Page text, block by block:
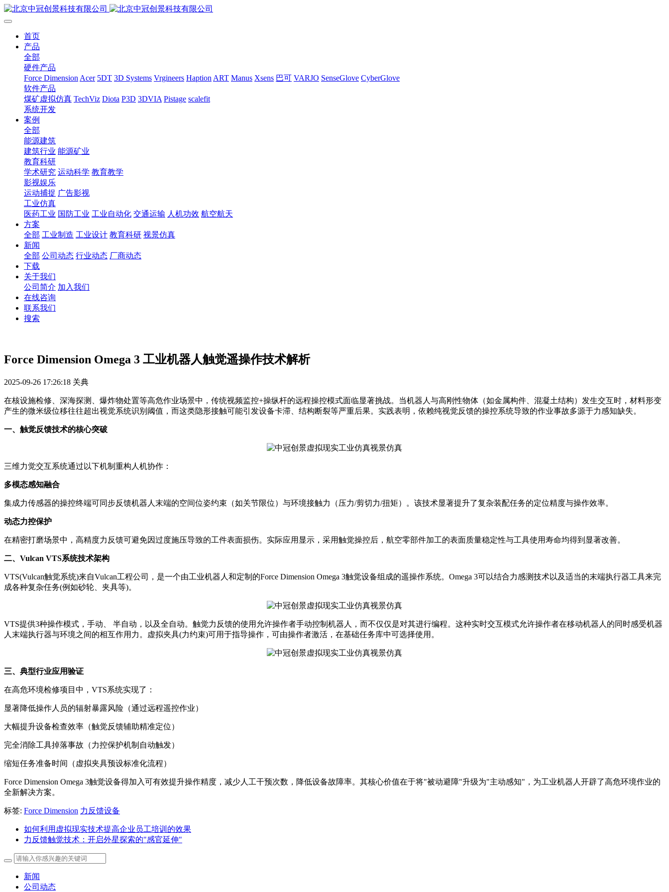
首页
产品
全部
硬件产品
Force Dimension Acer 5DT 3D Systems Vrgineers Haption ART Manus Xsens 巴可 VARJO SenseGlove CyberGlove
软件产品
煤矿虚拟仿真 TechViz Diota P3D 3DVIA Pistage scalefit
系统开发
案例
全部
能源建筑
建筑行业 能源矿业
教育科研
学术研究 运动科学 教育教学
影视娱乐
运动捕捉 广告影视
工业仿真
医药工业 国防工业 工业自动化 交通运输 人机功效 航空航天
方案
全部 工业制造 工业设计 教育科研 视景仿真
新闻
全部 公司动态 行业动态 厂商动态
下载
关于我们
公司简介 加入我们
在线咨询
联系我们
搜索
Force Dimension Omega 3 工业机器人触觉遥操作技术解析
2025-09-26 17:26:18 关典
在核设施检修、深海探测、爆炸物处置等高危作业场景中，传统视频监控+操纵杆的远程操控模式面临显著挑战。当机器人与高刚性物体（如金属构件、混凝土结构）发生交互时，材料形变
产生的微米级位移往往超出视觉系统识别阈值，而这类隐形接触可能引发设备卡滞、结构断裂等严重后果。实践表明，依赖纯视觉反馈的操控系统导致的作业事故多源于力感知缺失。
一、触觉反馈技术的核心突破
三维力觉交互系统通过以下机制重构人机协作：
多模态感知融合
集成力传感器的操控终端可同步反馈机器人末端的空间位姿约束（如关节限位）与环境接触力（压力/剪切力/扭矩）。该技术显著提升了复杂装配任务的定位精度与操作效率。
动态力控保护
在精密打磨场景中，高精度力反馈可避免因过度施压导致的工件表面损伤。实际应用显示，采用触觉操控后，航空零部件加工的表面质量稳定性与工具使用寿命均得到显著改善。
二、Vulcan VTS系统技术架构
VTS(Vulcan触觉系统)来自Vulcan工程公司，是一个由工业机器人和定制的Force Dimension Omega 3触觉设备组成的遥操作系统。Omega 3可以结合力感测技术以及适当的末端执行器工具来完
成各种复杂任务(例如砂轮、夹具等)。
VTS提供3种操作模式，手动、 半自动，以及全自动。触觉力反馈的使用允许操作者手动控制机器人，而不仅仅是对其进行编程。这种实时交互模式允许操作者在移动机器人的同时感受机器
人末端执行器与环境之间的相互作用力。虚拟夹具(力约束)可用于指导操作，可由操作者激活，在基础任务库中可选择使用。
三、典型行业应用验证
在高危环境检修项目中，VTS系统实现了：
显著降低操作人员的辐射暴露风险（通过远程遥控作业）
大幅提升设备检查效率（触觉反馈辅助精准定位）
完全消除工具掉落事故（力控保护机制自动触发）
缩短任务准备时间（虚拟夹具预设标准化流程）
Force Dimension Omega 3触觉设备得加入可有效提升操作精度，减少人工干预次数，降低设备故障率。其核心价值在于将"被动避障"升级为"主动感知"，为工业机器人开辟了高危环境作业的
全新解决方案。
标签: Force Dimension 力反馈设备
如何利用虚拟现实技术提高企业员工培训的效果
力反馈触觉技术：开启外星探索的"感官延伸"
新闻
公司动态